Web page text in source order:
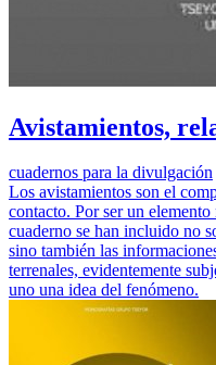
Avistamientos,
cuadernos para la divulgación
Los avistamientos son el
contacto. Por ser un
cuaderno se han incluido no
sino también las
terrenales, evidentemente
uno una idea del fenómeno.